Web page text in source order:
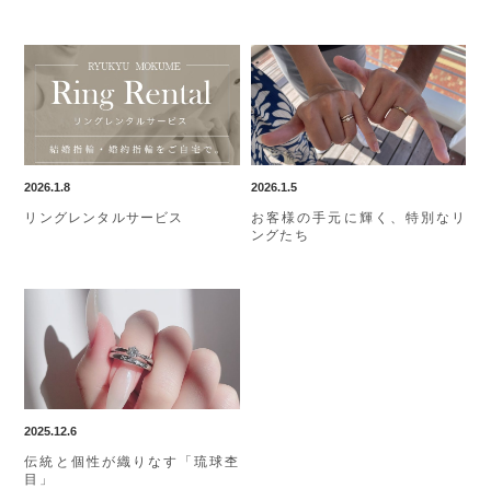
2026.1.8
リングレンタルサービス
2026.1.5
お客様の手元に輝く、特別なリ
ングたち
2025.12.6
伝統と個性が織りなす「琉球杢
目」